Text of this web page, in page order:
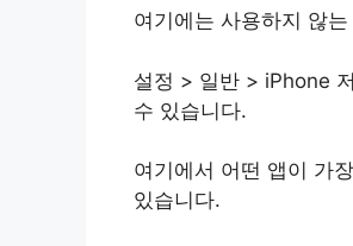
여기에는 사용하지 않
설정 > 일반 > iPhone
수 있습니다.
여기에서 어떤 앱이 가
있습니다.